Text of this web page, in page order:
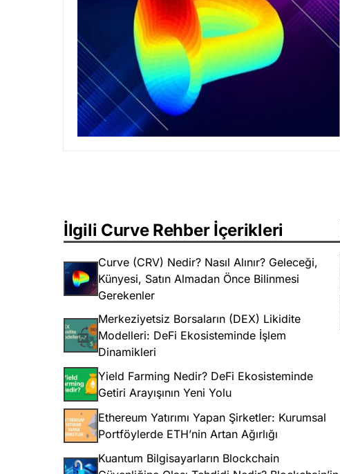
İlgili Curve Rehber İçerikleri
Curve (CRV) Nedir? Nasıl Alınır? Geleceği,
Künyesi, Satın Almadan Önce Bilinmesi
Gerekenler
Merkeziyetsiz Borsaların (DEX) Likidite
Modelleri: DeFi Ekosisteminde İşlem
Dinamikleri
Yield Farming Nedir? DeFi Ekosisteminde
Getiri Arayışının Yeni Yolu
Ethereum Yatırımı Yapan Şirketler: Kurumsal
Portföylerde ETH’nin Artan Ağırlığı
Kuantum Bilgisayarların Blockchain